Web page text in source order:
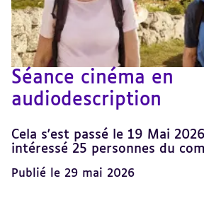
Séance cinéma en
audiodescription
Cela s'est passé le 19 Mai
intéressé 25 personnes du
Publié le 29 mai 2026